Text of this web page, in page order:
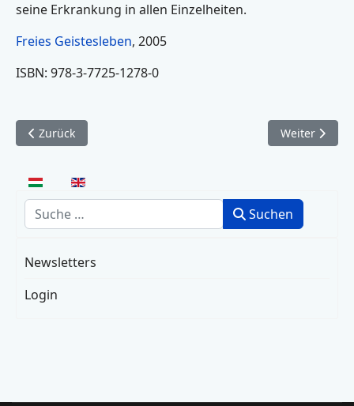
seine Erkrankung in allen Einzelheiten.
Freies Geistesleben, 2005
ISBN: 978-3-7725-1278-0
Vorheriger Beitrag: Sternkinder (2001)
Zurück Nächster
Weiter
Sprache auswählen
Suchen
Suchen
Newsletters
Login